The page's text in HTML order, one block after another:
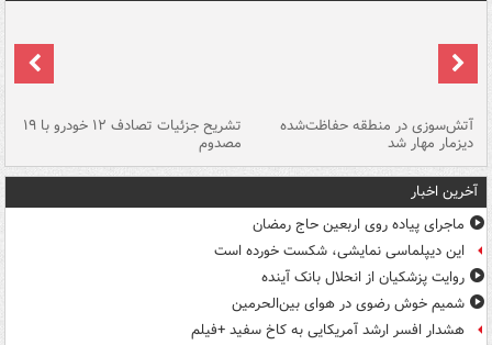
آتش‌سوزی در منطقه حفاظت‌شده
دیزمار مهار شد
تشریح جزئیات تصادف ۱۲ خودرو با ۱۹
مصدوم
آخرین اخبار
ماجرای پیاده روی اربعین حاج رمضان
این دیپلماسی نمایشی، شکست خورده است
روایت پزشکیان از انحلال بانک آینده
شمیم خوش رضوی در هوای بین‌الحرمین
هشدار افسر ارشد آمریکایی به کاخ سفید +فیلم